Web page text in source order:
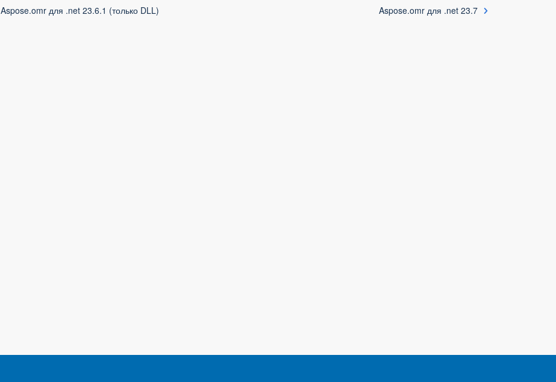
Aspose.omr для .net 23.6.1 (только DLL) Aspose.omr для .net 23.7